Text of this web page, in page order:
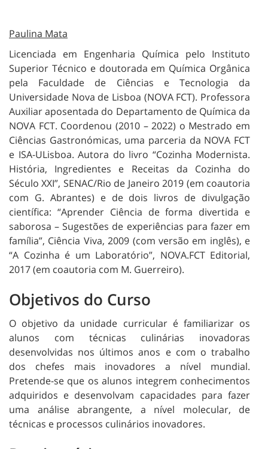
Paulina Mata
Licenciada em Engenharia Química pelo Instituto
Superior Técnico e doutorada em Química Orgânica
pela Faculdade de Ciências e Tecnologia da
Universidade Nova de Lisboa (NOVA FCT). Professora
Auxiliar aposentada do Departamento de Química da
NOVA FCT. Coordenou (2010 – 2022) o Mestrado em
Ciências Gastronómicas, uma parceria da NOVA FCT
e ISA-ULisboa. Autora do livro “Cozinha Modernista.
História, Ingredientes e Receitas da Cozinha do
Século XXI”, SENAC/Rio de Janeiro 2019 (em coautoria
com G. Abrantes) e de dois livros de divulgação
científica: “Aprender Ciência de forma divertida e
saborosa – Sugestões de experiências para fazer em
família”, Ciência Viva, 2009 (com versão em inglês), e
“A Cozinha é um Laboratório”, NOVA.FCT Editorial,
2017 (em coautoria com M. Guerreiro).
Objetivos do Curso
O objetivo da unidade curricular é familiarizar os
alunos com técnicas culinárias inovadoras
desenvolvidas nos últimos anos e com o trabalho
dos chefes mais inovadores a nível mundial.
Pretende-se que os alunos integrem conhecimentos
adquiridos e desenvolvam capacidades para fazer
uma análise abrangente, a nível molecular, de
técnicas e processos culinários inovadores.